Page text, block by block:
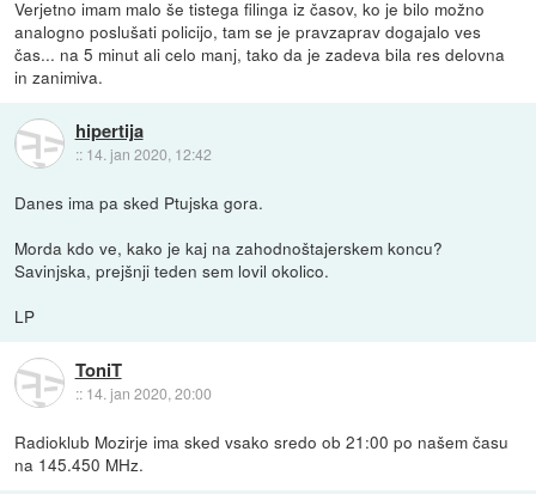
Verjetno imam malo še tistega filinga iz časov, ko je bilo možno
analogno poslušati policijo, tam se je pravzaprav dogajalo ves
čas... na 5 minut ali celo manj, tako da je zadeva bila res delovna
in zanimiva.
hipertija
:: 14. jan 2020, 12:42
Danes ima pa sked Ptujska gora.
Morda kdo ve, kako je kaj na zahodnoštajerskem koncu?
Savinjska, prejšnji teden sem lovil okolico.
LP
ToniT
:: 14. jan 2020, 20:00
Radioklub Mozirje ima sked vsako sredo ob 21:00 po našem času
na 145.450 MHz.